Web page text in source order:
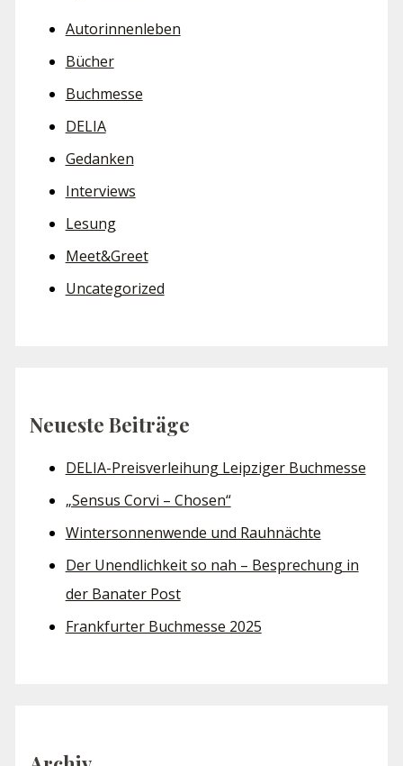
Autorinnenleben
Bücher
Buchmesse
DELIA
Gedanken
Interviews
Lesung
Meet&Greet
Uncategorized
Neueste Beiträge
DELIA-Preisverleihung Leipziger Buchmesse
„Sensus Corvi – Chosen“
Wintersonnenwende und Rauhnächte
Der Unendlichkeit so nah – Besprechung in
der Banater Post
Frankfurter Buchmesse 2025